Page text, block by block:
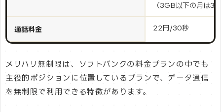
（3GB以下の月は
通話料金 22円/30秒
メリハリ無制限は、ソフトバンクの料金プランの中でも
主役的ポジションに位置しているプランで、データ通信
を無制限で利用できる特徴があります。